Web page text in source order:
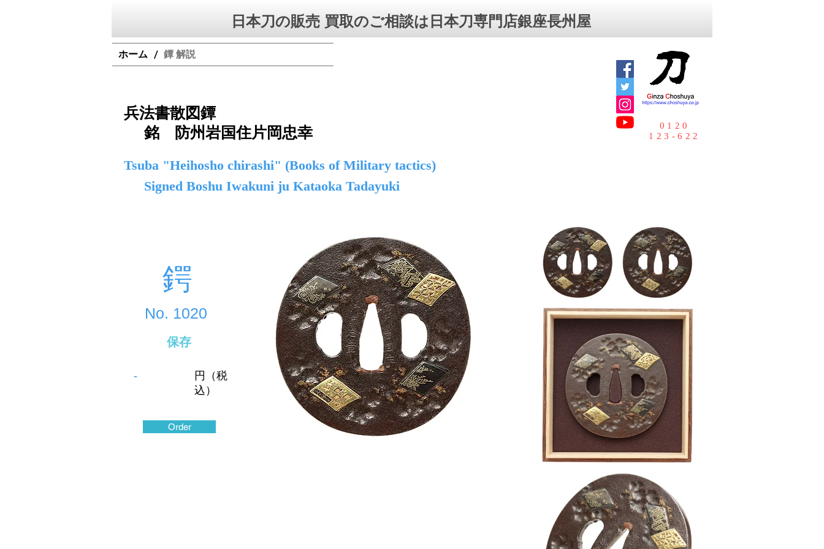
日本刀の販売 買取のご相談は日本刀専門店銀座⻑州屋
ホーム / 鐔 解説
兵法書散図鐔
銘 防州岩国住片岡忠幸
0120
123-622
Tsuba "Heihosho chirashi" (Books of Military tactics)
Signed Boshu Iwakuni ju Kataoka Tadayuki
鍔
No. 1020
保存
-
円（税
込）
Order